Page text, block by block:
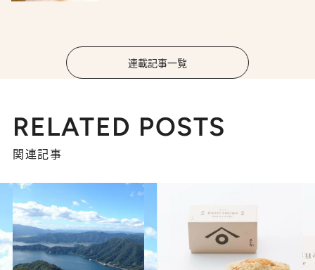
連載記事一覧
RELATED POSTS
関連記事